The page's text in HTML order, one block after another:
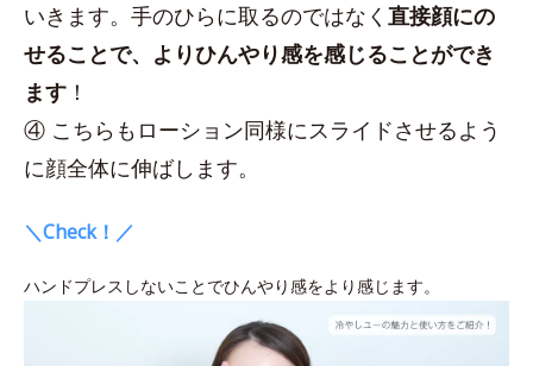
いきます。手のひらに取るのではなく 直接顔にの
せることで、よりひんやり感を感じることができ
ます ！
④ こちらもローション同様にスライドさせるよう
に顔全体に伸ばします。
＼Check！／
ハンドプレスしないことでひんやり感をより感じます。